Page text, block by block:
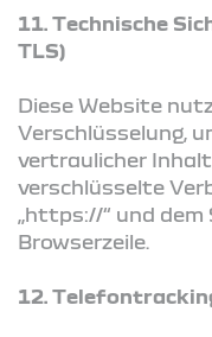
11. Technische
TLS)
Diese Website
Verschlüsselung,
vertraulicher
verschlüsselte
„https://“ und
Browserzeile.
12.